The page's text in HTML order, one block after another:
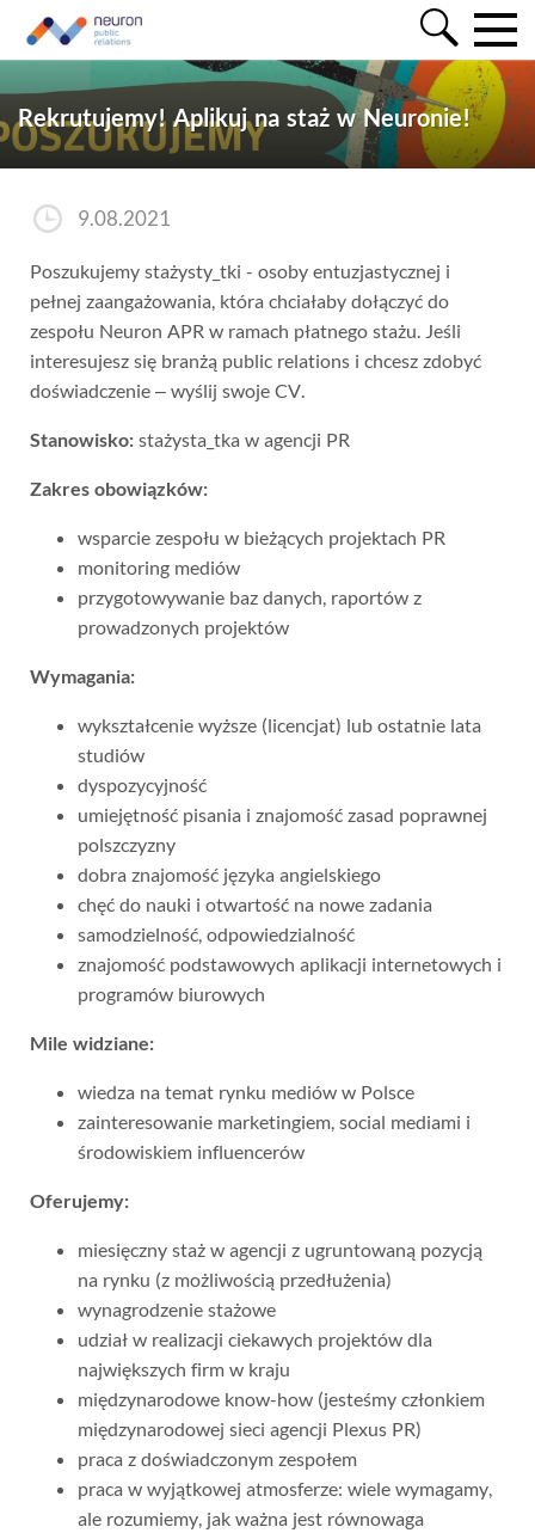
Rekrutujemy! Aplikuj na staż w Neuronie!
9.08.2021
Poszukujemy stażysty_tki - osoby entuzjastycznej i
pełnej zaangażowania, która chciałaby dołączyć do
zespołu Neuron APR w ramach płatnego stażu. Jeśli
interesujesz się branżą public relations i chcesz zdobyć
doświadczenie – wyślij swoje CV.
Stanowisko: stażysta_tka w agencji PR
Zakres obowiązków:
wsparcie zespołu w bieżących projektach PR
monitoring mediów
przygotowywanie baz danych, raportów z
prowadzonych projektów
Wymagania:
wykształcenie wyższe (licencjat) lub ostatnie lata
studiów
dyspozycyjność
umiejętność pisania i znajomość zasad poprawnej
polszczyzny
dobra znajomość języka angielskiego
chęć do nauki i otwartość na nowe zadania
samodzielność, odpowiedzialność
znajomość podstawowych aplikacji internetowych i
programów biurowych
Mile widziane:
wiedza na temat rynku mediów w Polsce
zainteresowanie marketingiem, social mediami i
środowiskiem influencerów
Oferujemy:
miesięczny staż w agencji z ugruntowaną pozycją
na rynku (z możliwością przedłużenia)
wynagrodzenie stażowe
udział w realizacji ciekawych projektów dla
największych firm w kraju
międzynarodowe know-how (jesteśmy członkiem
międzynarodowej sieci agencji Plexus PR)
praca z doświadczonym zespołem
praca w wyjątkowej atmosferze: wiele wymagamy,
ale rozumiemy, jak ważna jest równowaga